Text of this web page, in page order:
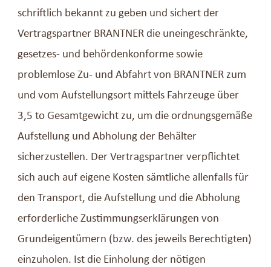
schriftlich bekannt zu geben und sichert der
Vertragspartner BRANTNER die uneingeschränkte,
gesetzes- und behördenkonforme sowie
problemlose Zu- und Abfahrt von BRANTNER zum
und vom Aufstellungsort mittels Fahrzeuge über
3,5 to Gesamtgewicht zu, um die ordnungsgemäße
Aufstellung und Abholung der Behälter
sicherzustellen. Der Vertragspartner verpflichtet
sich auch auf eigene Kosten sämtliche allenfalls für
den Transport, die Aufstellung und die Abholung
erforderliche Zustimmungserklärungen von
Grundeigentümern (bzw. des jeweils Berechtigten)
einzuholen. Ist die Einholung der nötigen